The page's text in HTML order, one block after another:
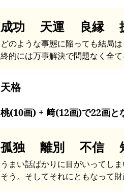
成功 天運 良縁
どのような事態に陥っても結局
終的には万事解決で問題なく全て
天格
桃(10画) + 﨑(12画)で22画と
孤独 離別 不信
うまい話ばかりに目がいってし
そう。そしてそれにともなって財